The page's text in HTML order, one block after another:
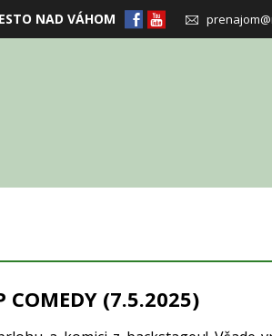
NAD VÁHOM
COMEDY (7.5.2025)